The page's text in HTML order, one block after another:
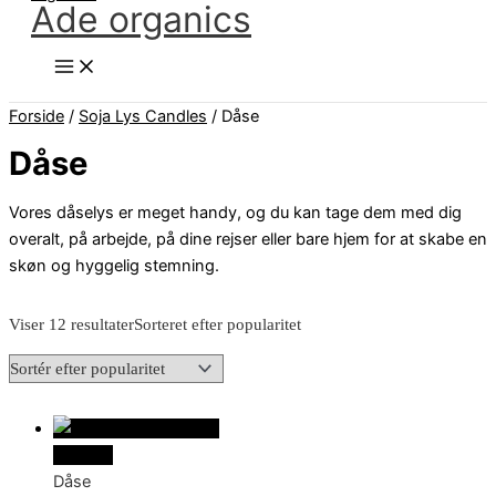
Ade organics
Forside / Soja Lys Candles / Dåse
Dåse
Vores dåselys er meget handy, og du kan tage dem med dig
overalt, på arbejde, på dine rejser eller bare hjem for at skabe en
skøn og hyggelig stemning.
Viser 12 resultaterSorteret efter popularitet
Dåse